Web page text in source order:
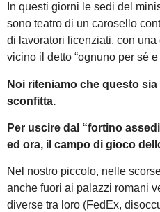
In questi giorni le sedi del
sono teatro di un carosello
di lavoratori licenziati, con
vicino il detto “ognuno per sé e
Noi riteniamo che questo
sconfitta.
Per uscire dal “fortino
ed ora, il campo di gioco
Nel nostro piccolo, nelle
anche fuori ai palazzi romani
diverse tra loro (FedEx,